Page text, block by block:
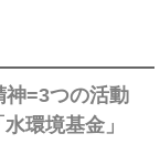
神=3つの活動
環境基金」